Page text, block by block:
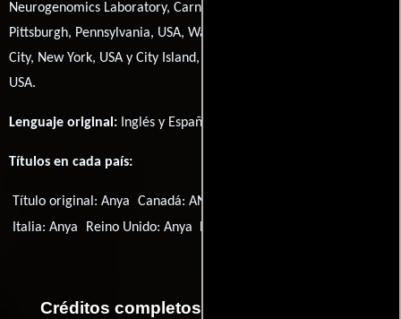
Neurogenomics Laboratory, Carnegie Mellon University,
Pittsburgh, Pennsylvania, USA, Washington Heights, New York
City, New York, USA y City Island, Bronx, New York City, New York,
USA.
Lenguaje original: Inglés y Español
Títulos en cada país:
Título original:Anya Canadá: ANYA
Italia:Anya Reino Unido: Anya
Créditos completos de la película Anya